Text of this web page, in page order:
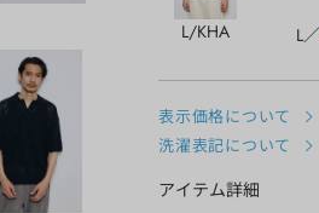
L/KHA L
表示価格について
洗濯表記について
アイテム詳細